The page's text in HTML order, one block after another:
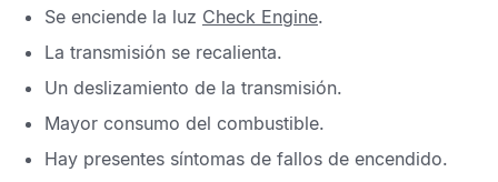
Se enciende la luz Check Engine.
La transmisión se recalienta.
Un deslizamiento de la transmisión.
Mayor consumo del combustible.
Hay presentes síntomas de fallos de encendido.